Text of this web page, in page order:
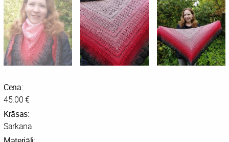
Cena:
45.00 €
Krāsas:
Sarkana